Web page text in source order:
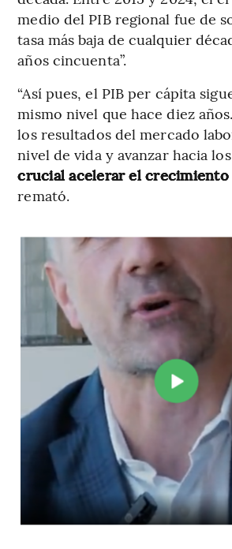
medio del PIB regional fue de
tasa más baja de cualquier
años cincuenta”.
“Así pues, el PIB per cápita
mismo nivel que hace diez
los resultados del mercado
nivel de vida y avanzar hacia
crucial acelerar el
remató.